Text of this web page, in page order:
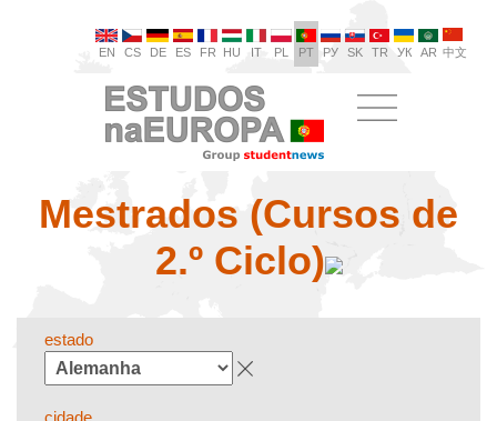
EN CS DE ES FR HU IT PL PT РУ SK TR УК AR 中文
Mestrados (Cursos de
2.º Ciclo)
estado
cidade